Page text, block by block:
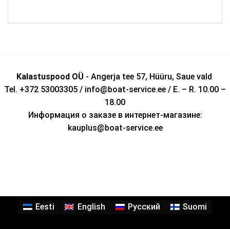
Kalastuspood OÜ - Angerja tee 57, Hüüru, Saue vald
Tel. +372 53003305 / info@boat-service.ee / E. – R. 10.00 –
18.00
Информация о заказе в интернет-магазине:
kauplus@boat-service.ee
Eesti English Русский Suomi